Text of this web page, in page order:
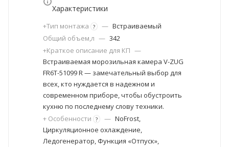
Характеристики
+Тип монтажа ? — Встраиваемый
Общий объем,л — 342
+Краткое описание для КП —
Встраиваемая морозильная камера V-ZUG
FR6T-51099 R — замечательный выбор для
всех, кто нуждается в надежном и
современном приборе, чтобы обустроить
кухню по последнему слову техники.
+ Особенности ? — NoFrost,
Циркуляционное охлаждение,
Ледогенератор, Функция «Отпуск»,